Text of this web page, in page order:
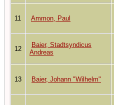
11 Ammon, Paul
12
Baier, Stadtsyndicus
Andreas
13 Baier, Johann "Wilhelm"